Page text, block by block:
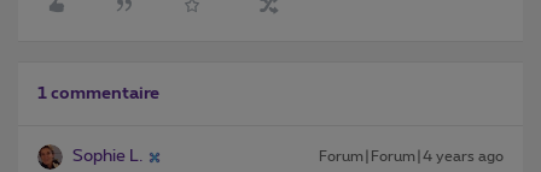
1 commentaire
Sophie L. Forum|Forum|4 years ago